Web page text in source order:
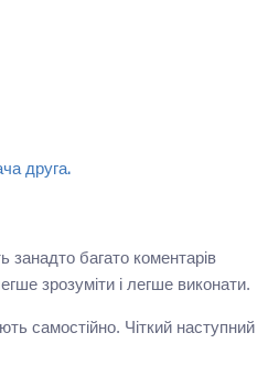
друга.
занадто багато коментарів
зрозуміти і легше виконати.
самостійно. Чіткий наступний